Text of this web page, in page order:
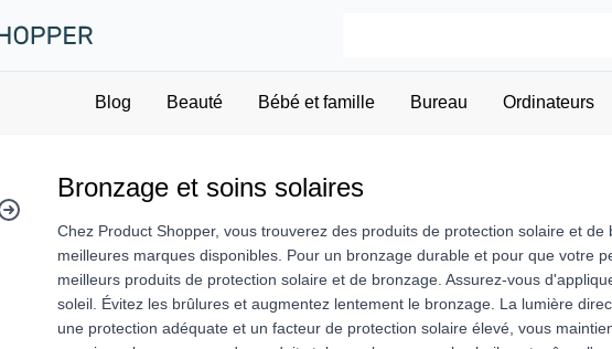
Blog Beauté Bébé et famille Bureau Ordinateurs
Bronzage et soins solaires
Chez Product Shopper, vous trouverez des produits de protection solaire et
meilleures marques disponibles. Pour un bronzage durable et pour que votre
meilleurs produits de protection solaire et de bronzage. Assurez-vous
soleil. Évitez les brûlures et augmentez lentement le bronzage. La lumière
une protection adéquate et un facteur de protection solaire élevé, vous